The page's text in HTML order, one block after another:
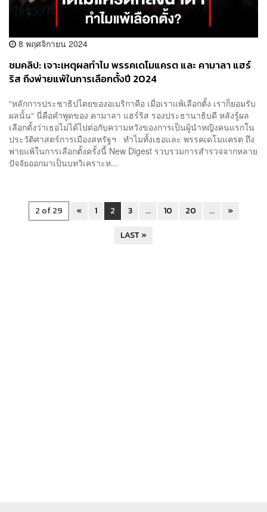
8 พฤศจิกายน 2024
ชมคลิป: เจาะเหตุผลทำไม พรรคเดโมแครต และ คามาลา แฮร์
ริส ถึงพ่ายแพ้ในการเลือกตั้งปี 2024
“หลักการประชาธิปไตยของอเมริกาคือ เมื่อเราแพ้เลือกตั้ง เราก็ยอมรับ
ผลนั้น“ นี่คือคำพูดของ คามาลา แฮร์ริส รองประธานาธิบดี หลังรู้ผล
เลือกตั้งว่าเธอไม่ได้ไปต่อกับความหวังของการเป็นผู้นำหญิงคนแรกใน
ประวัติศาสตร์การเมืองสหรัฐฯ ทำไมทั้งเธอและ พรรคเดโมแครต ถึง
พ่ายแพ้ในการเลือกตั้งครั้งนี้ New Digest รวบรวมการสำรวจจากหลาย
ปัจจัยออกมาเป็นบทวิเคราะห...
2 of 29 « 1 2 3 ... 10 20 ...
»
LAST »